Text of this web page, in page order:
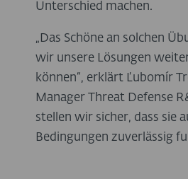
Unterschied machen.
„Das Schöne an solchen
wir unsere Lösungen
können“, erklärt Ľubomír
Manager Threat Defense
stellen wir sicher, dass sie
Bedingungen zuverlässig